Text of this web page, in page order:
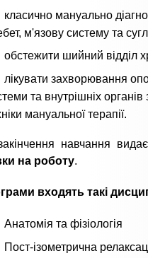
класично мануально
м'язову систему та
обстежити шийний відділ
лікувати захворювання
та внутрішніх
мануальної терапії.
навчання
на роботу.
входять такі
Анатомія та фізіологія
Пост-ізометрична